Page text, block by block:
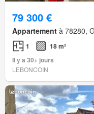
79 300 €
Appartement à 78280,
1
18 m²
Il y a 30+ jours
LEBONCOIN